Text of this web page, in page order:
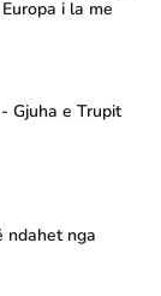
i la me
Gjuha e Trupit
ndahet nga